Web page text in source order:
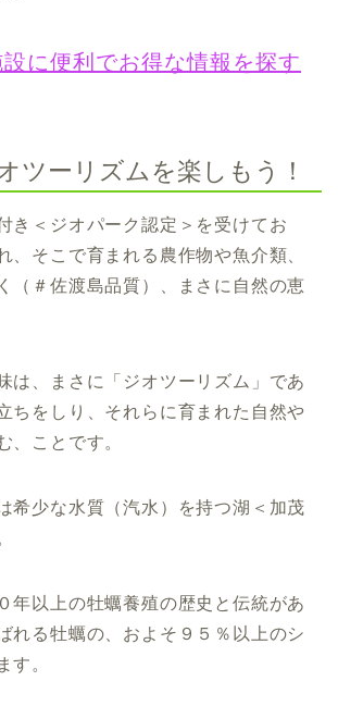
に便利でお得な情報を探す
ツーリズムを楽しもう！
き＜ジオパーク認定＞を受けてお
、そこで育まれる農作物や魚介類、
（＃佐渡島品質）、まさに自然の恵
は、まさに「ジオツーリズム」であ
ちをしり、それらに育まれた自然や
、ことです。
希少な水質（汽水）を持つ湖＜加茂
年以上の牡蠣養殖の歴史と伝統があ
れる牡蠣の、およそ９５％以上のシ
す。